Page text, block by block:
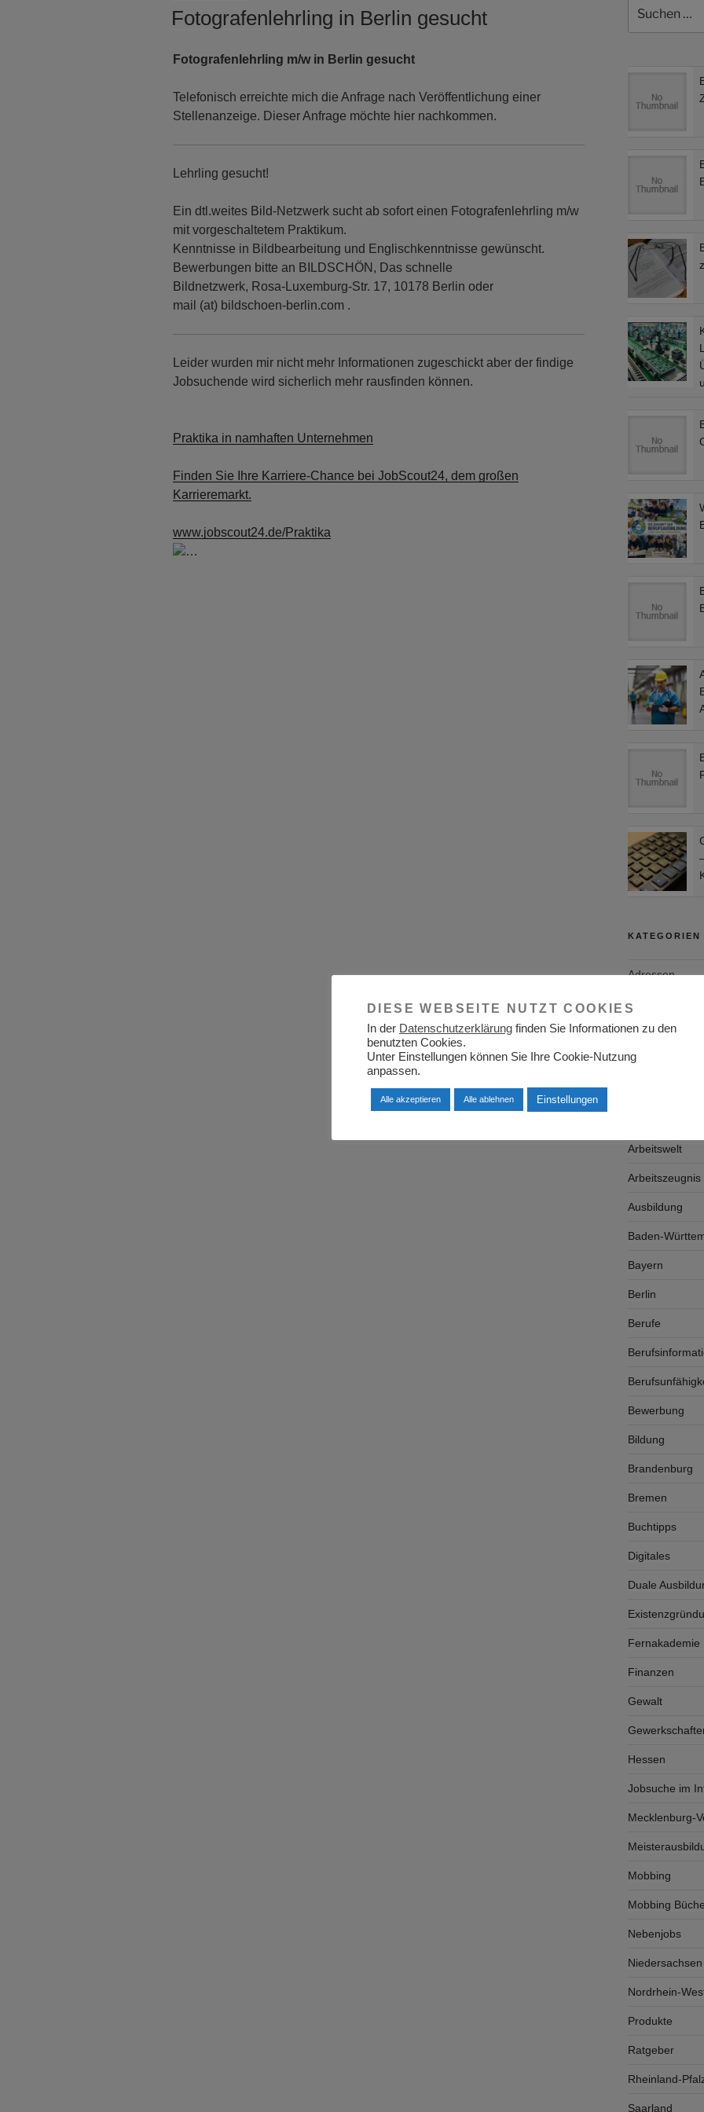
Fotografenlehrling in Berlin gesucht
Fotografenlehrling m/w in Berlin gesucht
Telefonisch erreichte mich die Anfrage nach Veröffentlichung einer
Stellenanzeige. Dieser Anfrage möchte hier nachkommen.
Lehrling gesucht!
Ein dtl.weites Bild-Netzwerk sucht ab sofort einen Fotografenlehrling m/w
mit vorgeschaltetem Praktikum.
Kenntnisse in Bildbearbeitung und Englischkenntnisse gewünscht.
Bewerbungen bitte an BILDSCHÖN, Das schnelle
Bildnetzwerk, Rosa-Luxemburg-Str. 17, 10178 Berlin oder
mail (at) bildschoen-berlin.com .
Leider wurden mir nicht mehr Informationen zugeschickt aber der findige
Jobsuchende wird sicherlich mehr rausfinden können.
Praktika in namhaften Unternehmen
Finden Sie Ihre Karriere-Chance bei JobScout24, dem großen
Karrieremarkt.
www.jobscout24.de/Praktika
…
nach:
KATEGORIEN
Adressen
Aktuelles
Allgemein
Arbeitgeber
Arbeitswelt
Arbeitszeugnis
Ausbildung
Baden-
Bayern
Berlin
Berufe
Bewerbung
Bildung
Brandenburg
Bremen
Buchtipps
Digitales
Duale
Fernakademie
Finanzen
Gewalt
Hessen
Jobsuche im
Mecklenburg-
Mobbing
Mobbing
Nebenjobs
Niedersachsen
Nordrhein-
Produkte
Ratgeber
Rheinland-
Saarland
DIESE WEBSEITE NUTZT COOKIES
In der Datenschutzerklärung finden Sie Informationen zu den
benutzten Cookies.
Unter Einstellungen können Sie Ihre Cookie-Nutzung
anpassen.
Alle akzeptieren Alle ablehnen Einstellungen